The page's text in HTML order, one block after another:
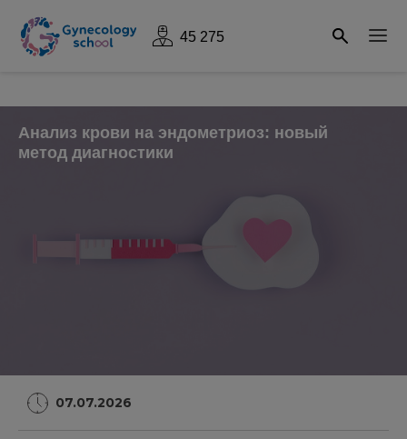
45 275
Анализ крови на эндометриоз: новый
метод диагностики
07.07.2026